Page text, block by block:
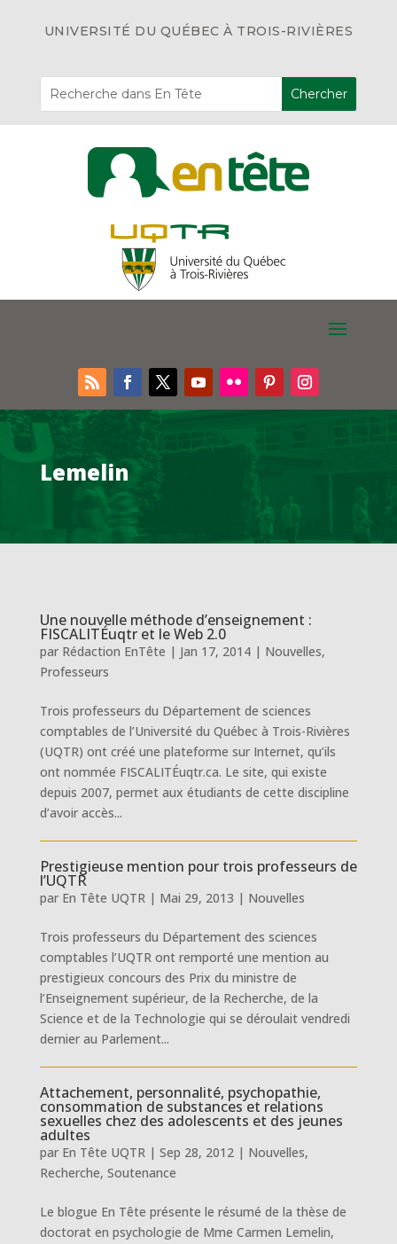
UNIVERSITÉ DU QUÉBEC À TROIS-RIVIÈRES
Lemelin
Une nouvelle méthode d’enseignement :
FISCALITÉuqtr et le Web 2.0
par Rédaction EnTête | Jan 17, 2014| Nouvelles,
Professeurs
Trois professeurs du Département de sciences
comptables de l’Université du Québec à Trois-Rivières
(UQTR) ont créé une plateforme sur Internet, qu’ils
ont nommée FISCALITÉuqtr.ca. Le site, qui existe
depuis 2007, permet aux étudiants de cette discipline
d’avoir accès...
Prestigieuse mention pour trois professeurs de
l’UQTR
par En Tête UQTR| Mai 29, 2013 | Nouvelles
Trois professeurs du Département des sciences
comptables l’UQTR ont remporté une mention au
prestigieux concours des Prix du ministre de
l’Enseignement supérieur, de la Recherche, de la
Science et de la Technologie qui se déroulait vendredi
dernier au Parlement...
Attachement, personnalité, psychopathie,
consommation de substances et relations
sexuelles chez des adolescents et des jeunes
adultes
par En Tête UQTR| Sep 28, 2012| Nouvelles,
Recherche, Soutenance
Le blogue En Tête présente le résumé de la thèse de
doctorat en psychologie de Mme Carmen Lemelin,